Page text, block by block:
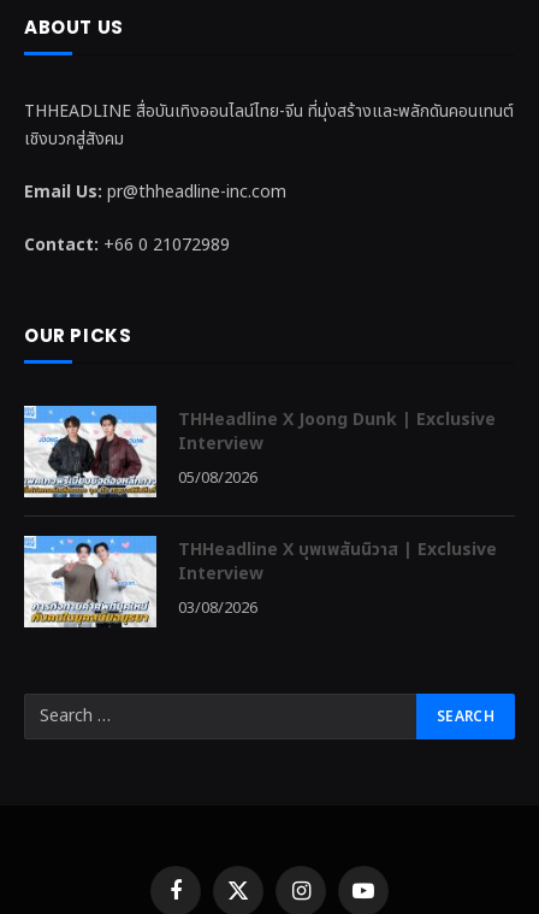
ABOUT US
THHEADLINE สื่อบันเทิงออนไลน์ไทย-จีน ที่มุ่งสร้างและพลักดันคอนเทนต์
เชิงบวกสู่สังคม
Email Us: pr@thheadline-inc.com
Contact: +66 0 21072989
OUR PICKS
THHeadline X Joong Dunk | Exclusive
Interview
05/08/2026
THHeadline X บุพเพสันนิวาส | Exclusive
Interview
03/08/2026
FacebookX
InstagramYouTube